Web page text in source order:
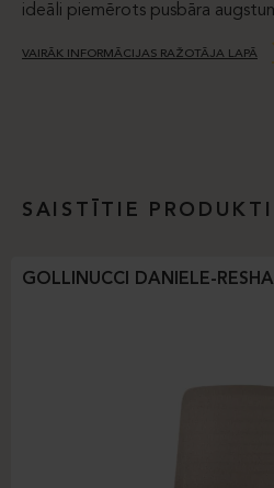
ideāli piemērots pusbāra
VAIRĀK INFORMĀCIJAS RAŽOTĀJA LAPĀ
SAISTĪTIE PRODUKTI
GOLLINUCCI DANIELE-